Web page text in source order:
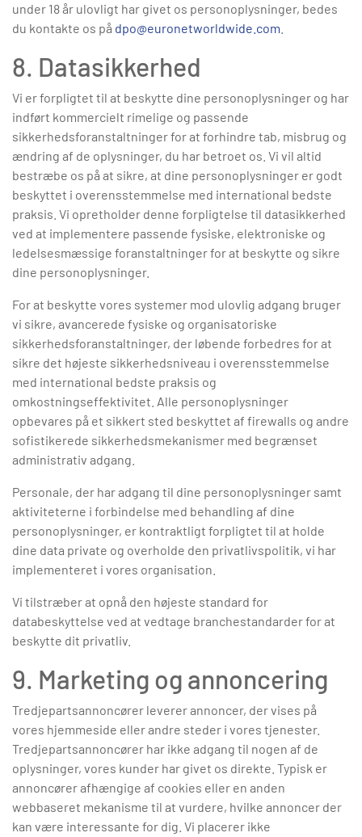
under 18 år ulovligt har givet os personoplysninger, bedes
du kontakte os på dpo@euronetworldwide.com
8. Datasikkerhed
Vi er forpligtet til at beskytte dine personoplysninger og har
indført kommercielt rimelige og passende
sikkerhedsforanstaltninger for at forhindre tab, misbrug og
ændring af de oplysninger, du har betroet os. Vi vil altid
bestræbe os på at sikre, at dine personoplysninger er godt
beskyttet i overensstemmelse med international bedste
praksis. Vi opretholder denne forpligtelse til datasikkerhed
ved at implementere passende fysiske, elektroniske og
ledelsesmæssige foranstaltninger for at beskytte og sikre
dine personoplysninger.
For at beskytte vores systemer mod ulovlig adgang bruger
vi sikre, avancerede fysiske og organisatoriske
sikkerhedsforanstaltninger, der løbende forbedres for at
sikre det højeste sikkerhedsniveau i overensstemmelse
med international bedste praksis og
omkostningseffektivitet. Alle personoplysninger
opbevares på et sikkert sted beskyttet af firewalls og andre
sofistikerede sikkerhedsmekanismer med begrænset
administrativ adgang.
Personale, der har adgang til dine personoplysninger samt
aktiviteterne i forbindelse med behandling af dine
personoplysninger, er kontraktligt forpligtet til at holde
dine data private og overholde den privatlivspolitik, vi har
implementeret i vores organisation.
Vi tilstræber at opnå den højeste standard for
databeskyttelse ved at vedtage branchestandarder for at
beskytte dit privatliv.
9. Marketing og annoncering
Tredjepartsannoncører leverer annoncer, der vises på
vores hjemmeside eller andre steder i vores tjenester.
Tredjepartsannoncører har ikke adgang til nogen af de
oplysninger, vores kunder har givet os direkte. Typisk er
annoncører afhængige af cookies eller en anden
webbaseret mekanisme til at vurdere, hvilke annoncer der
kan være interessante for dig. Vi placerer ikke